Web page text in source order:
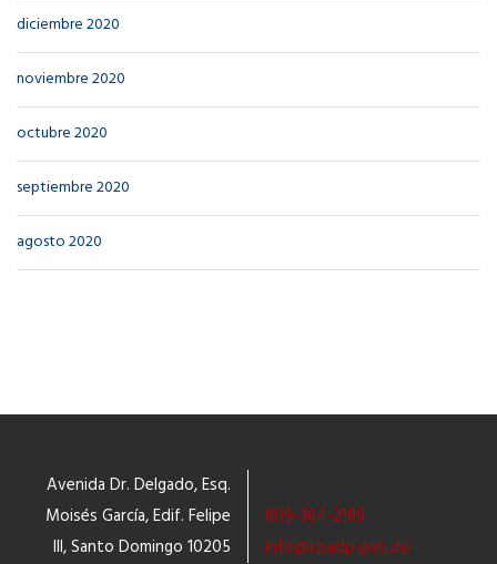
diciembre 2020
noviembre 2020
octubre 2020
septiembre 2020
agosto 2020
Avenida Dr. Delgado, Esq.
Moisés García, Edif. Felipe
III, Santo Domingo 10205
809-364-2189
info@cpadp.gob.do